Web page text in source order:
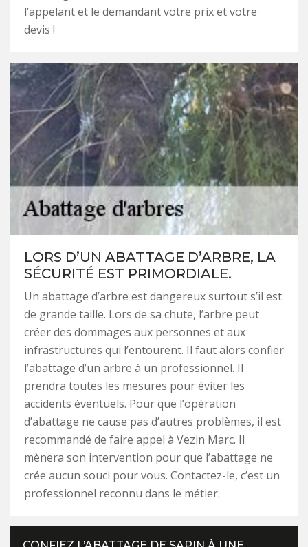
l’appelant et le demandant votre prix et votre
devis !
LORS D’UN ABATTAGE D’ARBRE, LA
SÉCURITÉ EST PRIMORDIALE.
Un abattage d’arbre est dangereux surtout s’il est
de grande taille. Lors de sa chute, l’arbre peut
créer des dommages aux personnes et aux
infrastructures qui l’entourent. Il faut alors confier
l’abattage d’un arbre à un professionnel. Il
prendra toutes les mesures pour éviter les
accidents éventuels. Pour que l’opération
d’abattage ne cause pas d’autres problèmes, il est
recommandé de faire appel à Vezin Marc. Il
mènera son intervention pour que l’abattage ne
crée aucun souci pour vous. Contactez-le, c’est un
professionnel reconnu dans le métier.